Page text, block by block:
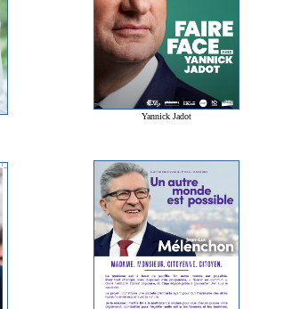
Yannick Jadot